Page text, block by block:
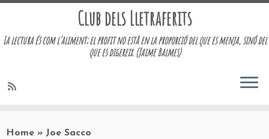
to
Club dels Lletraferits
La lectura és com l’aliment; el profit no està en la proporció del que es menja, sinó del
que es digereix. (Jaime Balmes)
Home » Joe Sacco